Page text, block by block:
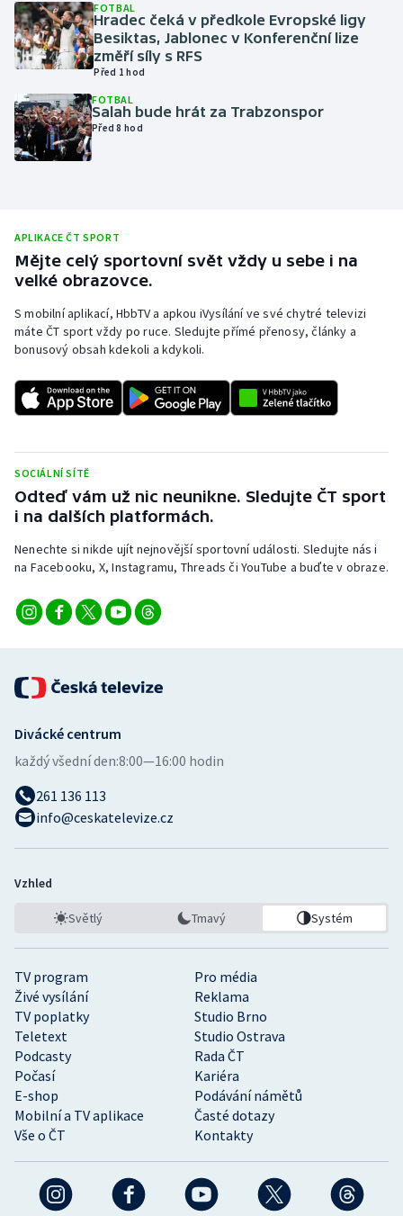
Olympijské hry
Parasport
Plavání
Plážový volejbal
Short track
Sportovní střelba
Triatlon
Veslování
Vodní slalom
Volejbal
FOTBAL
Hradec čeká v předkole Evropské ligy
Besiktas, Jablonec v Konferenční lize
změří síly s RFS
Před 1 hod
FOTBAL
Salah bude hrát za Trabzonspor
Před 8 hod
APLIKACE ČT SPORT
Mějte celý sportovní svět vždy u sebe i na
velké obrazovce.
S mobilní aplikací, HbbTV a apkou iVysílání ve své chytré televizi
máte ČT sport vždy po ruce. Sledujte přímé přenosy, články a
bonusový obsah kdekoli a kdykoli.
SOCIÁLNÍ SÍTĚ
Odteď vám už nic neunikne. Sledujte ČT sport
i na dalších platformách.
Nenechte si nikde ujít nejnovější sportovní události. Sledujte nás i
na Facebooku, X, Instagramu, Threads či YouTube a buďte v obraze.
TV program
Pro média
Živé vysílání
Reklama
TV poplatky
Studio Brno
Teletext
Studio Ostrava
Podcasty
Rada ČT
Počasí
Kariéra
E-shop
Podávání námětů
Mobilní a TV aplikace
Časté dotazy
Vše o ČT
Kontakty
Divácké centrum
každý všední den:8:00—16:00 hodin
261 136 113
info@ceskatelevize.cz
Vzhled
Světlý Tmavý Systém